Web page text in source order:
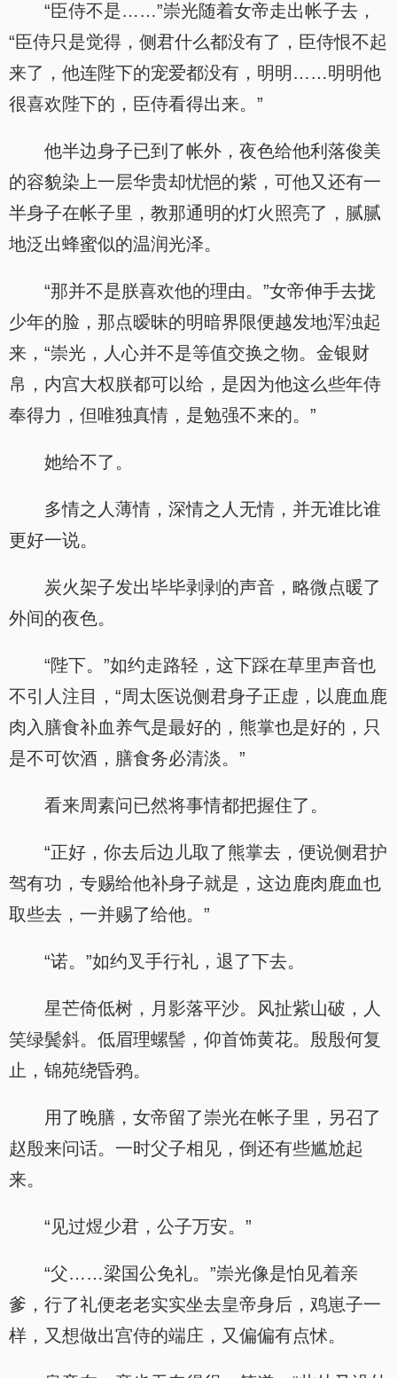
“臣侍不是……”崇光随着女帝走出帐子去，
“臣侍只是觉得，侧君什么都没有了，臣侍恨不起
来了，他连陛下的宠爱都没有，明明……明明他
很喜欢陛下的，臣侍看得出来。”
他半边身子已到了帐外，夜色给他利落俊美
的容貌染上一层华贵却忧悒的紫，可他又还有一
半身子在帐子里，教那通明的灯火照亮了，腻腻
地泛出蜂蜜似的温润光泽。
“那并不是朕喜欢他的理由。”女帝伸手去拢
少年的脸，那点暧昧的明暗界限便越发地浑浊起
来，“崇光，人心并不是等值交换之物。金银财
帛，内宫大权朕都可以给，是因为他这么些年侍
奉得力，但唯独真情，是勉强不来的。”
她给不了。
多情之人薄情，深情之人无情，并无谁比谁
更好一说。
炭火架子发出毕毕剥剥的声音，略微点暖了
外间的夜色。
“陛下。”如约走路轻，这下踩在草里声音也
不引人注目，“周太医说侧君身子正虚，以鹿血鹿
肉入膳食补血养气是最好的，熊掌也是好的，只
是不可饮酒，膳食务必清淡。”
看来周素问已然将事情都把握住了。
“正好，你去后边儿取了熊掌去，便说侧君护
驾有功，专赐给他补身子就是，这边鹿肉鹿血也
取些去，一并赐了给他。”
“诺。”如约叉手行礼，退了下去。
星芒倚低树，月影落平沙。风扯紫山破，人
笑绿鬓斜。低眉理螺髻，仰首饰黄花。殷殷何复
止，锦苑绕昏鸦。
用了晚膳，女帝留了崇光在帐子里，另召了
赵殷来问话。一时父子相见，倒还有些尴尬起
来。
“见过煜少君，公子万安。”
“父……梁国公免礼。”崇光像是怕见着亲
爹，行了礼便老老实实坐去皇帝身后，鸡崽子一
样，又想做出宫侍的端庄，又偏偏有点怵。